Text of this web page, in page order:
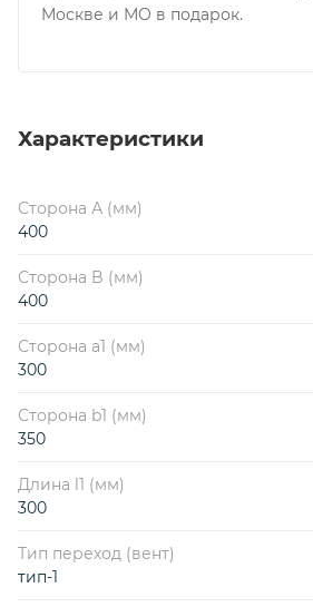
Москве и МО в подарок.
Характеристики
Сторона А (мм)
400
Сторона B (мм)
400
Сторона a1 (мм)
300
Сторона b1 (мм)
350
Длина l1 (мм)
300
Тип переход (вент)
тип-1